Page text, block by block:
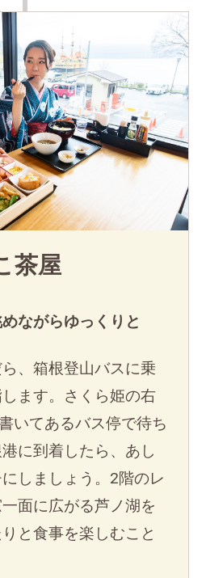
茶屋
ながらゆっくりと
、箱根登山バスに乗
ます。さくら姫の右
いてあるバス停で待ち
に到着したら、あし
しましょう。2階のレ
面に広がる芦ノ湖を
と食事を楽しむこと